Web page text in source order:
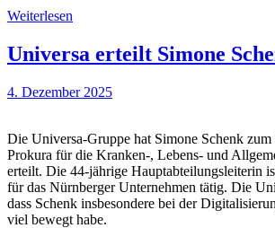
Weiterlesen
Universa erteilt Simone
4. Dezember 2025
Die Universa-Gruppe hat Simone Schenk zum
Prokura für die Kranken-, Lebens- und
erteilt. Die 44-jährige Hauptabteilungsleiterin
für das Nürnberger Unternehmen tätig. Die
dass Schenk insbesondere bei der
viel bewegt habe.